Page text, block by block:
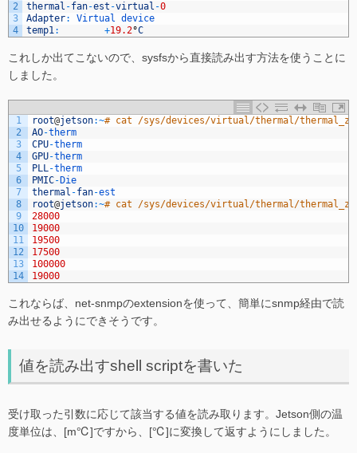
2
3
4
thermal -fan-est -virtual -0
Adapter: Virtual device
temp1 : +19.2°C
これしか出てこないので、sysfsから直接読み出す方法を使うことに
しました。
1
2
3
4
5
6
7
8
9
10
11
12
13
14
root@jetson:~# cat /sys/devices/virtual/thermal/
AO-therm
CPU-therm
GPU-therm
PLL -therm
PMIC-Die
thermal -fan-est
root@jetson:~# cat /sys/devices/virtual/thermal/
28000
19000
19500
17500
100000
19000
これならば、net-snmpのextensionを使って、簡単にsnmp経由で読
み出せるようにできそうです。
値を読み出すshell scriptを書いた
受け取った引数に応じて該当する値を読み取ります。Jetson側の温
度単位は、[m℃]ですから、[℃]に変換して返すようにしました。